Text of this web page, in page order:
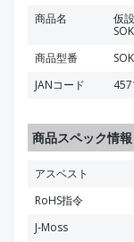
商品名
仮
SOK
商品型番
JANコード
商品スペック情報
アスベスト
RoHS指令
J-Moss